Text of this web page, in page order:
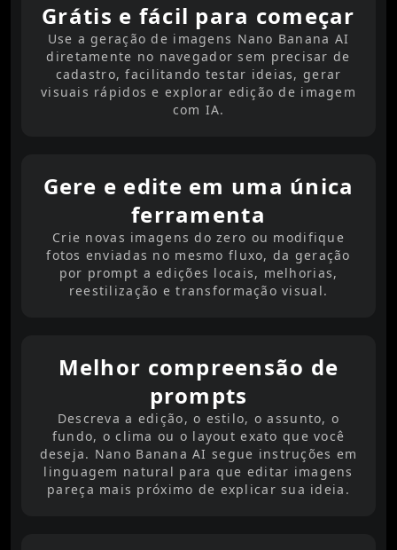
Grátis e fácil para começar
Use a geração de imagens Nano Banana AI
diretamente no navegador sem precisar de
cadastro, facilitando testar ideias, gerar
visuais rápidos e explorar edição de imagem
com IA.
Gere e edite em uma única
ferramenta
Crie novas imagens do zero ou modifique
fotos enviadas no mesmo fluxo, da geração
por prompt a edições locais, melhorias,
reestilização e transformação visual.
Melhor compreensão de
prompts
Descreva a edição, o estilo, o assunto, o
fundo, o clima ou o layout exato que você
deseja. Nano Banana AI segue instruções em
linguagem natural para que editar imagens
pareça mais próximo de explicar sua ideia.